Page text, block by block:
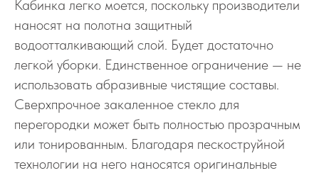
Кабинка легко моется, поскольку производители
наносят на полотна защитный
водоотталкивающий слой. Будет достаточно
легкой уборки. Единственное ограничение — не
использовать абразивные чистящие составы.
Сверхпрочное закаленное стекло для
перегородки может быть полностью прозрачным
или тонированным. Благодаря пескоструйной
технологии на него наносятся оригинальные